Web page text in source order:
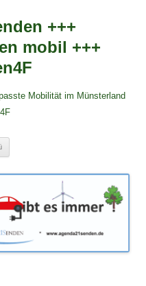
+++
mobil +++
Mobilität im Münsterland